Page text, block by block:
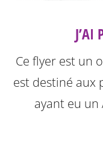
J’AI
Ce flyer est un
est destiné aux
ayant eu un